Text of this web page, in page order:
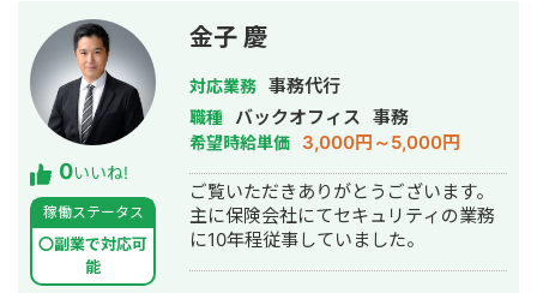
0いいね!
稼働ステータス
〇副業で対応可
能
金子 慶
対応業務 事務代行
職種 バックオフィス 事務
希望時給単価 3,000円～5,000円
ご覧いただきありがとうございます。
主に保険会社にてセキュリティの業務
に10年程従事していました。